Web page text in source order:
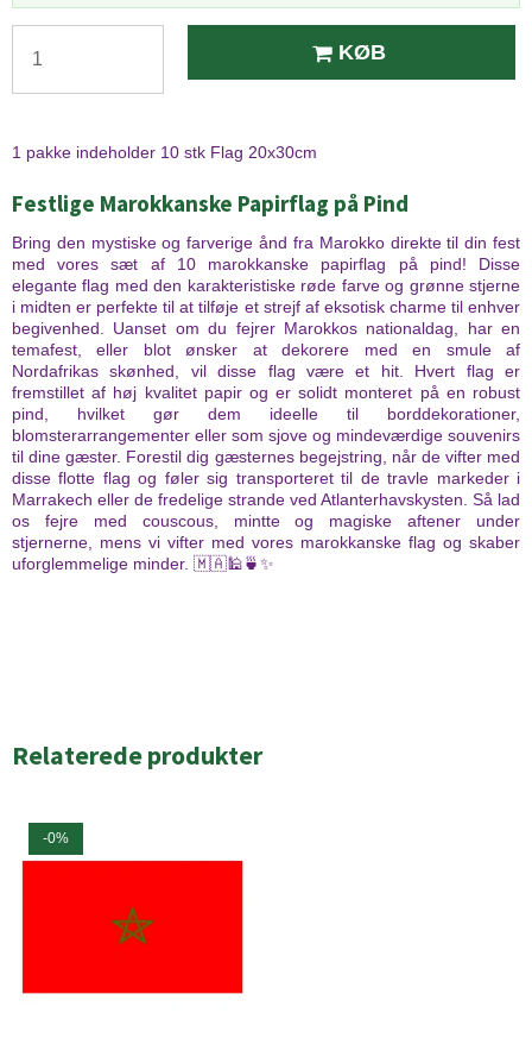
KØB
1 pakke indeholder 10 stk Flag 20x30cm
Festlige Marokkanske Papirflag på Pind
Bring den mystiske og farverige ånd fra Marokko direkte til din fest
med vores sæt af 10 marokkanske papirflag på pind! Disse
elegante flag med den karakteristiske røde farve og grønne stjerne
i midten er perfekte til at tilføje et strejf af eksotisk charme til enhver
begivenhed. Uanset om du fejrer Marokkos nationaldag, har en
temafest, eller blot ønsker at dekorere med en smule af
Nordafrikas skønhed, vil disse flag være et hit. Hvert flag er
fremstillet af høj kvalitet papir og er solidt monteret på en robust
pind, hvilket gør dem ideelle til borddekorationer,
blomsterarrangementer eller som sjove og mindeværdige souvenirs
til dine gæster. Forestil dig gæsternes begejstring, når de vifter med
disse flotte flag og føler sig transporteret til de travle markeder i
Marrakech eller de fredelige strande ved Atlanterhavskysten. Så lad
os fejre med couscous, mintte og magiske aftener under
stjernerne, mens vi vifter med vores marokkanske flag og skaber
uforglemmelige minder. 🇲🇦🕌🍵✨
Relaterede produkter
-0%